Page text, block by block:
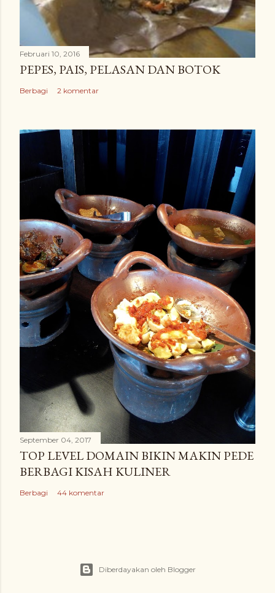
Februari 10, 2016
PEPES, PAIS, PELASAN DAN BOTOK
Berbagi 2 komentar
September 04, 2017
TOP LEVEL DOMAIN BIKIN MAKIN PEDE
BERBAGI KISAH KULINER
Berbagi 44 komentar
Diberdayakan oleh Blogger